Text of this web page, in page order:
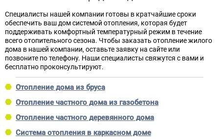
Специалисты нашей компании готовы в кратчайшие сроки
обеспечить ваш дом системой отопления, которая будет
поддерживать комфортный температурный режим в течение
всего отопительного сезона. Чтобы заказать отопление жилого
дома в нашей компании, оставьте заявку на сайте или
позвоните по телефону. Наши специалисты свяжутся с вами и
бесплатно проконсультируют.
Отопление дома из бруса
Отопление частного дома из газобетона
Отопление частного деревянного дома
Система отопления в каркасном доме